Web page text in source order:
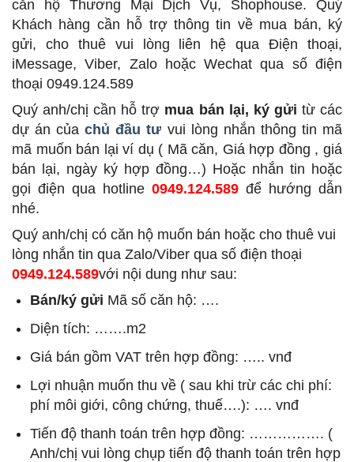
căn hộ Thương Mại Dịch Vụ, Shophouse. Quý
Khách hàng cần hỗ trợ thông tin về mua bán, ký
gửi, cho thuê vui lòng liên hệ qua Điện thoại,
iMessage, Viber, Zalo hoặc Wechat qua số điện
thoại 0949.124.589
Quý anh/chị cần hỗ trợ mua bán lại, ký gửi từ các
dự án củachủ đầu tư vui lòng nhắn thông tin mã
mã muốn bán lại ví dụ ( Mã căn, Giá hợp đồng , giá
bán lại, ngày ký hợp đồng…) Hoặc nhắn tin hoặc
gọi điện qua hotline 0949.124.589 để hướng dẫn
nhé.
Quý anh/chị có căn hộ muốn bán hoặc cho thuê vui
lòng nhắn tin qua Zalo/Viber qua số điện thoại
0949.124.589với nội dung như sau:
Bán/ký gửi Mã số căn hộ: ….
Diện tích: …….m2
Giá bán gồm VAT trên hợp đồng: ….. vnđ
Lợi nhuận muốn thu về ( sau khi trừ các chi phí:
phí môi giới, công chứng, thuế….): …. vnđ
Tiến độ thanh toán trên hợp đồng: ……………. (
Anh/chị vui lòng chụp tiến độ thanh toán trên hợp